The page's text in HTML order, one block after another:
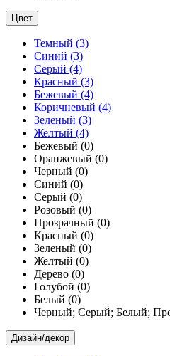
Цвет
Темный (3)
Синий (3)
Серый (4)
Красный (3)
Бежевый (4)
Коричневый (4)
Зеленый (3)
Желтый (4)
Бежевый (0)
Оранжевый (0)
Черный (0)
Синий (0)
Серый (0)
Розовый (0)
Прозрачный (0)
Красный (0)
Зеленый (0)
Желтый (0)
Дерево (0)
Голубой (0)
Белый (0)
Черный; Серый; Белый;
Дизайн/декор